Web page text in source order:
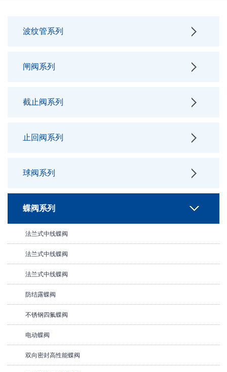
波纹管系列
闸阀系列
截止阀系列
止回阀系列
球阀系列
蝶阀系列
法兰式中线蝶阀
法兰式中线蝶阀
法兰式中线蝶阀
防结露蝶阀
不锈钢四氟蝶阀
电动蝶阀
双向密封高性能蝶阀